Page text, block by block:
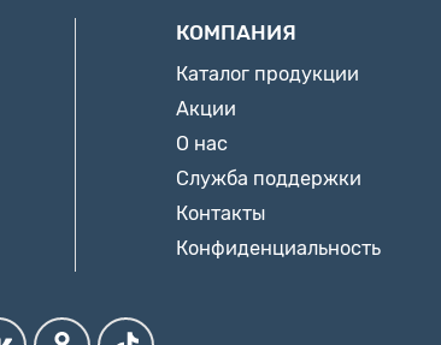
КОМПАНИЯ
Каталог продукции
Акции
О нас
Служба поддержки
Контакты
Конфиденциальность